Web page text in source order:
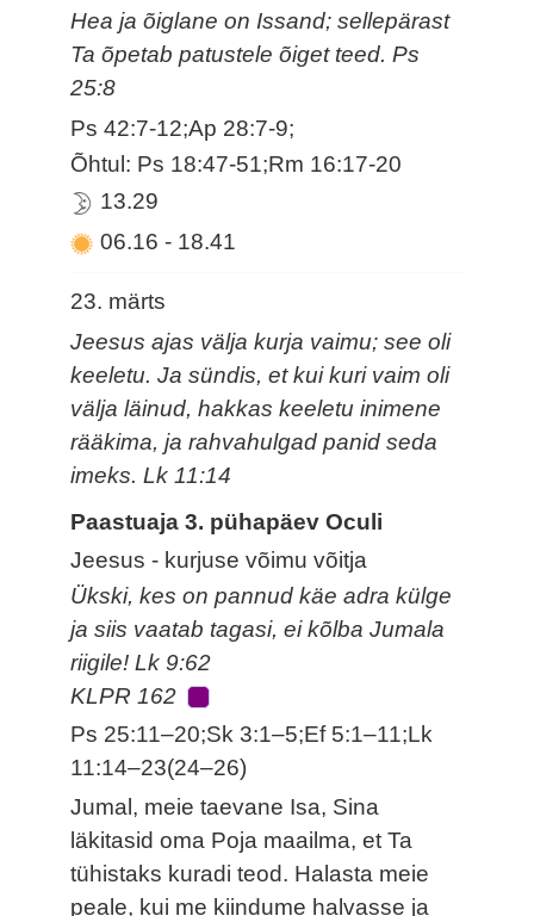
Hea ja õiglane on Issand; sellepärast
Ta õpetab patustele õiget teed. Ps
25:8
Ps 42:7-12;Ap 28:7-9;
Õhtul: Ps 18:47-51;Rm 16:17-20
13.29
06.16- 18.41
23. märts
Jeesus ajas välja kurja vaimu; see oli
keeletu. Ja sündis, et kui kuri vaim oli
välja läinud, hakkas keeletu inimene
rääkima, ja rahvahulgad panid seda
imeks. Lk 11:14
Paastuaja 3. pühapäev Oculi
Jeesus - kurjuse võimu võitja
Ükski, kes on pannud käe adra külge
ja siis vaatab tagasi, ei kõlba Jumala
riigile! Lk 9:62
KLPR 162
Ps 25:11–20;Sk 3:1–5;Ef 5:1–11;Lk
11:14–23(24–26)
Jumal, meie taevane Isa, Sina
läkitasid oma Poja maailma, et Ta
tühistaks kuradi teod. Halasta meie
peale, kui me kiindume halvasse ja